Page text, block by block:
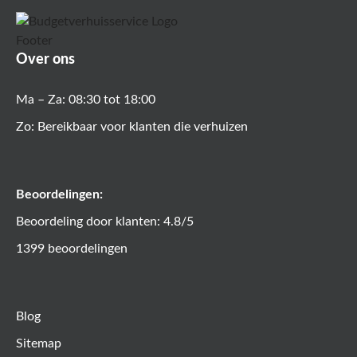
Over ons
Ma – Za: 08:30 tot 18:00
Zo: Bereikbaar voor klanten die verhuizen
Beoordelingen:
Beoordeling door klanten: 4.8/5
1399 beoordelingen
Blog
Sitemap